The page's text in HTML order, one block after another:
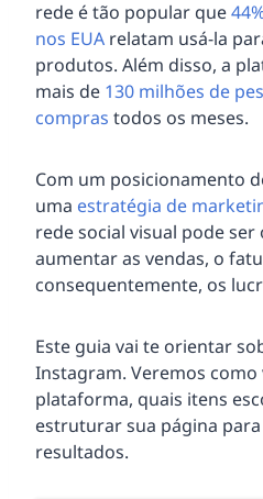
rede é tão popular que
nos EUA relatam usá-la
produtos. Além disso, a
mais de 130 milhões de
compras todos os meses.
Com um posicionamento
uma estratégia de
rede social visual pode
aumentar as vendas, o
consequentemente, os
Este guia vai te orientar
Instagram. Veremos
plataforma, quais itens
estruturar sua página
resultados.